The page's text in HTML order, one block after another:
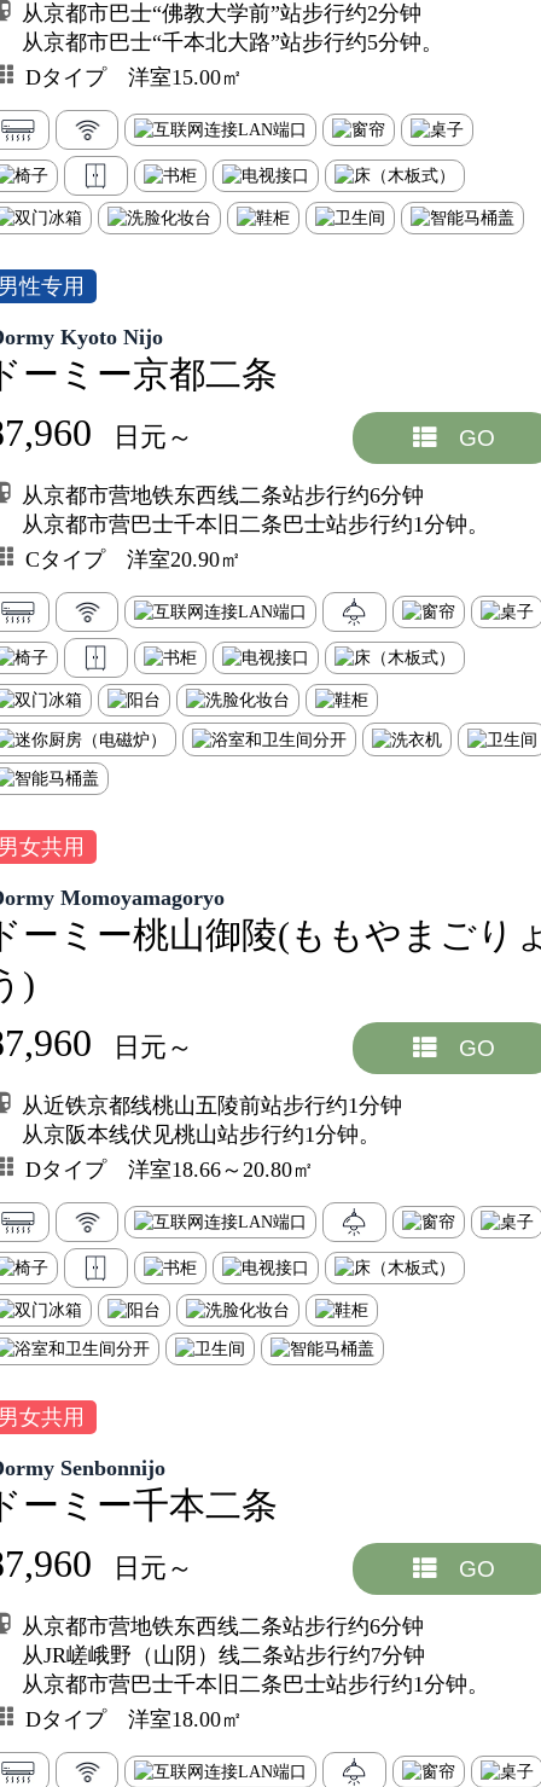
从京都市巴士“佛教大学前”站步行约2分钟
从京都市巴士“千本北大路”站步行约5分钟。
Dタイプ 洋室15.00㎡
性专用
Kyoto Nijo
ーミー京都二条
日元～ GO
从京都市营地铁东西线二条站步行约6分钟
从京都市营巴士千本旧二条巴士站步行约1分钟。
Cタイプ 洋室20.90㎡
女共用
Momoyamagoryo
ーミー桃山御陵(ももやまごり
)
日元～ GO
从近铁京都线桃山五陵前站步行约1分钟
从京阪本线伏见桃山站步行约1分钟。
Dタイプ 洋室18.66～20.80㎡
女共用
Senbonnijo
ーミー千本二条
日元～ GO
从京都市营地铁东西线二条站步行约6分钟
从JR嵯峨野（山阴）线二条站步行约7分钟
从京都市营巴士千本旧二条巴士站步行约1分钟。
Dタイプ 洋室18.00㎡